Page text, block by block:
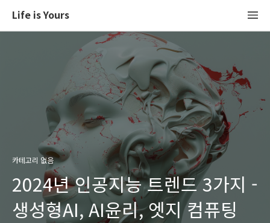
Life is Yours
카테고리 없음
2024년 인공지능 트렌드 3가지 -
생성형AI, AI윤리, 엣지 컴퓨팅